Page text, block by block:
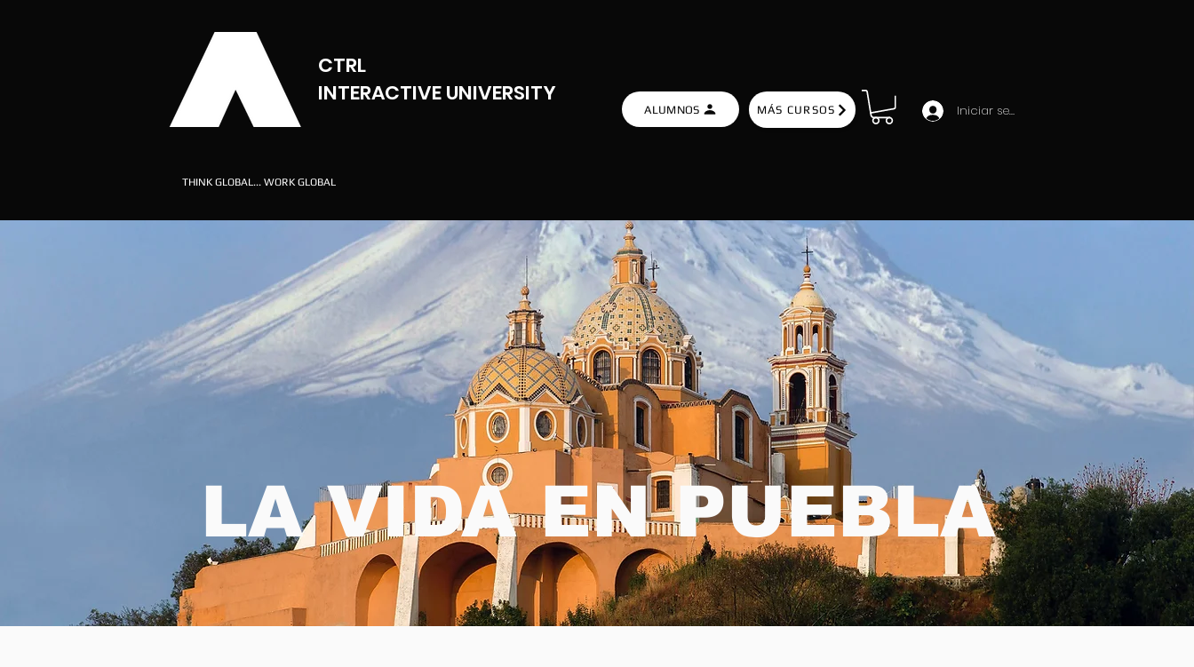
CTRL
INTERACTIVE UNIVERSITY
ALUMNOS MÁS CURSOS Iniciar sesión
THINK GLOBAL... WORK GLOBAL
LA VIDA EN PUEBLA